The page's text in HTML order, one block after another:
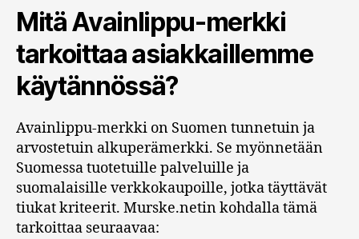
Mitä Avainlippu-merkki
tarkoittaa asiakkaillemme
käytännössä?
Avainlippu-merkki on Suomen tunnetuin ja
arvostetuin alkuperämerkki. Se myönnetään
Suomessa tuotetuille palveluille ja
suomalaisille verkkokaupoille, jotka täyttävät
tiukat kriteerit. Murske.netin kohdalla tämä
tarkoittaa seuraavaa: